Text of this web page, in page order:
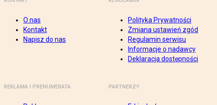
O nas
Kontakt
Napisz do nas
Polityka Prywatności
Zmiana ustawień zgód
Regulamin serwisu
Informacje o nadawcy
Deklaracja dostępności
REKLAMA I PRENUMERATA PARTNERZY